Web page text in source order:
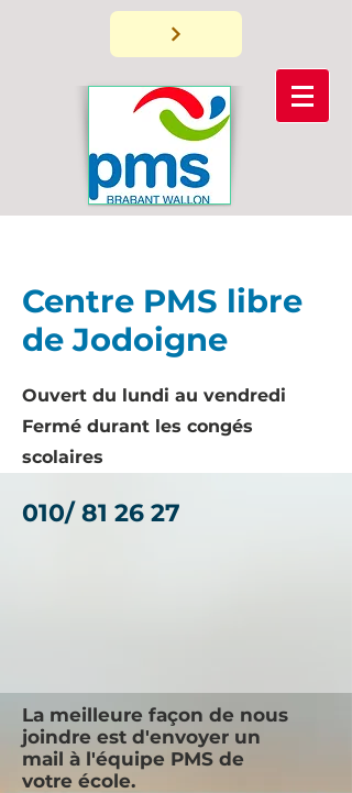
Centre PMS libre
de Jodoigne
Ouvert du lundi au vendredi
Fermé durant les congés
scolaires
010/ 81 26 27
La meilleure façon de nous
joindre est d'envoyer un
mail à l'équipe PMS de
votre école.